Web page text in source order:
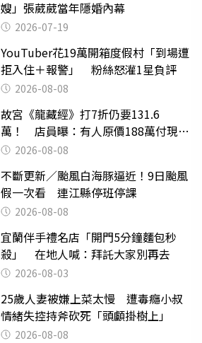
嫂」張葳葳當年隱婚內幕
2026-07-19
YouTuber花19萬開箱度假村「到場遭
拒入住＋報警」 粉絲怒灌1星負評
2026-08-08
故宮《龍藏經》打7折仍要131.6
萬！ 店員曝：有人原價188萬付現購
買 2026-08-08
不斷更新／颱風白海豚逼近！9日颱風
假一次看 連江縣停班停課
2026-08-08
宜蘭伴手禮名店「開門5分鐘麵包秒
殺」 在地人喊：拜託大家別再去
2026-08-03
25歲人妻被嫌上菜太慢 遭毒癮小叔
情緒失控持斧砍死「頭顱掛樹上」
2026-08-08